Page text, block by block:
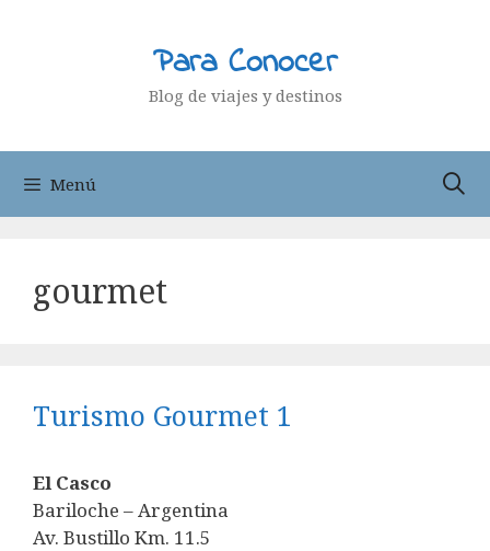
Para Conocer
Blog de viajes y destinos
Menú
gourmet
Turismo Gourmet 1
El Casco
Bariloche – Argentina
Av. Bustillo Km. 11.5